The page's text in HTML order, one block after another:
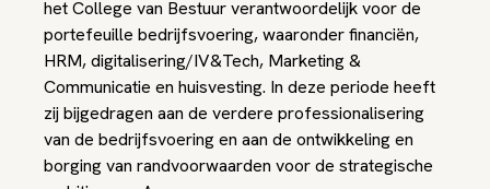
het College van Bestuur verantwoordelijk voor de
portefeuille bedrijfsvoering, waaronder financiën,
HRM, digitalisering/IV&Tech, Marketing &
Communicatie en huisvesting. In deze periode heeft
zij bijgedragen aan de verdere professionalisering
van de bedrijfsvoering en aan de ontwikkeling en
borging van randvoorwaarden voor de strategische